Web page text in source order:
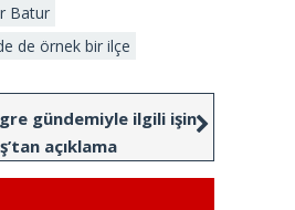
Batur
de örnek bir ilçe
gündemiyle ilgili işin
açıklama